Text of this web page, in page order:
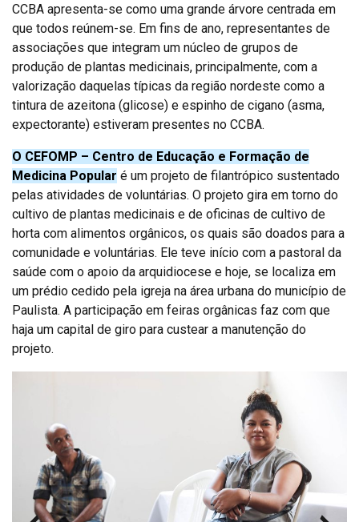
CCBA apresenta-se como uma grande árvore centrada em
que todos reúnem-se. Em fins de ano, representantes de
associações que integram um núcleo de grupos de
produção de plantas medicinais, principalmente, com a
valorização daquelas típicas da região nordeste como a
tintura de azeitona (glicose) e espinho de cigano (asma,
expectorante) estiveram presentes no CCBA.
O CEFOMP – Centro de Educação e Formação de
Medicina Popular é um projeto de filantrópico sustentado
pelas atividades de voluntárias. O projeto gira em torno do
cultivo de plantas medicinais e de oficinas de cultivo de
horta com alimentos orgânicos, os quais são doados para a
comunidade e voluntárias. Ele teve início com a pastoral da
saúde com o apoio da arquidiocese e hoje, se localiza em
um prédio cedido pela igreja na área urbana do município de
Paulista. A participação em feiras orgânicas faz com que
haja um capital de giro para custear a manutenção do
projeto.